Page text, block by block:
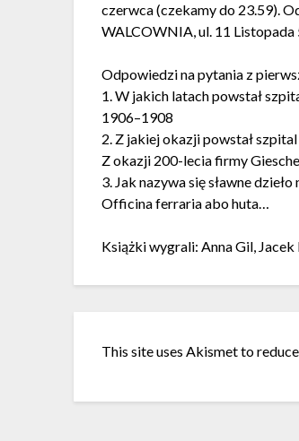
czerwca (czekamy do 23.59).
WALCOWNIA, ul. 11 Listopada
Odpowiedzi na pytania z
1. W jakich latach powstał
1906–1908
2. Z jakiej okazji powstał
Z okazji 200-lecia firmy Giesche
3. Jak nazywa się sławne
Officina ferraria abo huta…
Książki wygrali: Anna Gil,
This site uses Akismet to